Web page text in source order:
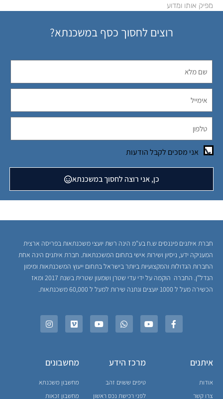
מפיק אותו ומדוע
רוצים לחסוך כסף במשכנתא?
אני מסכים לקבל הודעות
כן, אני רוצה לחסוך במשכנתא
חברת איתנים פיננסים ש.ח בע"מ הינה רשת יועצי משכנתאות בפריסה ארצית
המעניקה ידע, ניסיון ושירות אישי בתחום המשכנתאות. חברת איתנים הינה אחת
החברות הגדולות והמקצועיות ביותר בישראל בתחום ייעוץ המשכנתאות ומימון
הנדל"ן. החברה הוקמה על ידי עדי שטרן ושמעון שטרית בשנת 2017 ומאז
הכשירה מעל ל 1000 יועצים ונתנה שירות למעל ל 60,000 משכנתאות.
איתנים
אודות
צרו קשר
מרכז הידע
טיפים ששוים זהב
לפני רכישת נכס ראשון
מחשבונים
מחשבון משכנתא
מחשבון זכאות